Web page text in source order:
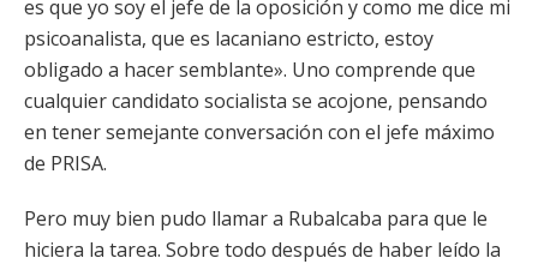
es que yo soy el jefe de la oposición y como me dice mi
psicoanalista, que es lacaniano estricto, estoy
obligado a hacer semblante». Uno comprende que
cualquier candidato socialista se acojone, pensando
en tener semejante conversación con el jefe máximo
de PRISA.
Pero muy bien pudo llamar a Rubalcaba para que le
hiciera la tarea. Sobre todo después de haber leído la